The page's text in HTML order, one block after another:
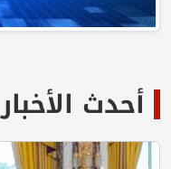
أحدث الأخبار